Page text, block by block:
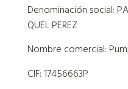
Denominación social:
QUEL PEREZ
Nombre comercial:
CIF: 17456663P